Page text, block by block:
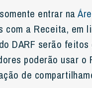
entrar na
com a Receita, em
DARF serão
poderão usar o
de